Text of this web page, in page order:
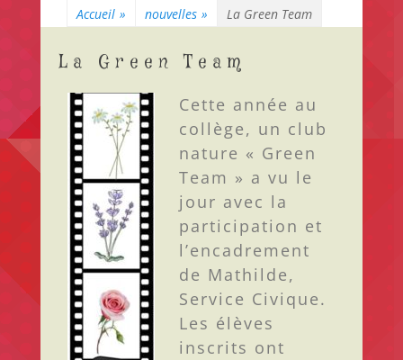
Accueil » nouvelles » La Green Team
La Green Team
Cette année au
collège, un club
nature « Green
Team » a vu le
jour avec la
participation et
l’encadrement
de Mathilde,
Service Civique.
Les élèves
inscrits ont